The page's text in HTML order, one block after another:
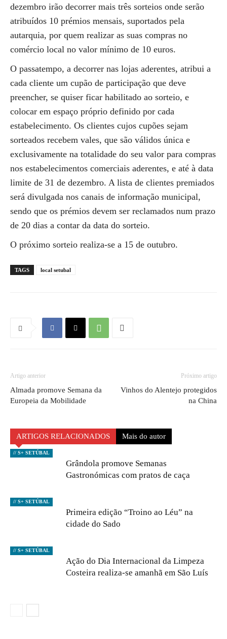
dezembro irão decorrer mais três sorteios onde serão
atribuídos 10 prémios mensais, suportados pela
autarquia, por quem realizar as suas compras no
comércio local no valor mínimo de 10 euros.
O passatempo, a decorrer nas lojas aderentes, atribui a
cada cliente um cupão de participação que deve
preencher, se quiser ficar habilitado ao sorteio, e
colocar em espaço próprio definido por cada
estabelecimento. Os clientes cujos cupões sejam
sorteados recebem vales, que são válidos única e
exclusivamente na totalidade do seu valor para compras
nos estabelecimentos comerciais aderentes, e até à data
limite de 31 de dezembro. A lista de clientes premiados
será divulgada nos canais de informação municipal,
sendo que os prémios devem ser reclamados num prazo
de 20 dias a contar da data do sorteio.
O próximo sorteio realiza-se a 15 de outubro.
TAGS local setubal
Artigo anterior
Almada promove Semana da
Europeia da Mobilidade
Próximo artigo
Vinhos do Alentejo protegidos
na China
ARTIGOS RELACIONADOS Mais do autor
// S+ SETÚBAL
Grândola promove Semanas
Gastronómicas com pratos de caça
// S+ SETÚBAL
Primeira edição “Troino ao Léu” na
cidade do Sado
// S+ SETÚBAL
Ação do Dia Internacional da Limpeza
Costeira realiza-se amanhã em São Luís